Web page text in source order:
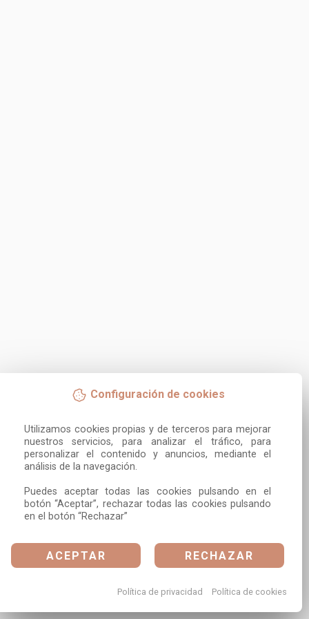
Configuración de cookies
Utilizamos cookies propias y de terceros para mejorar
nuestros servicios, para analizar el tráfico, para
personalizar el contenido y anuncios, mediante el
análisis de la navegación.
Puedes aceptar todas las cookies pulsando en el
botón “Aceptar”, rechazar todas las cookies pulsando
en el botón “Rechazar”
ACEPTAR RECHAZAR
Política de privacidad Política de cookies